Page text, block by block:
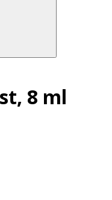
8 ml